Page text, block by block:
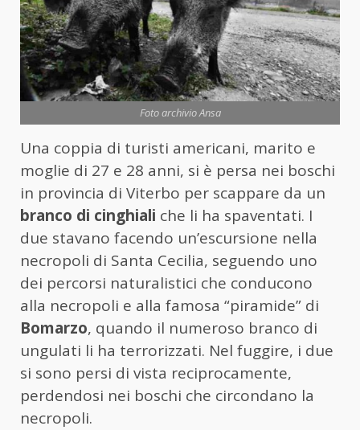
Foto archivio Ansa
Una coppia di turisti americani, marito e
moglie di 27 e 28 anni, si è persa nei boschi
in provincia di Viterbo per scappare da un
branco di cinghiali che li ha spaventati. I
due stavano facendo un’escursione nella
necropoli di Santa Cecilia, seguendo uno
dei percorsi naturalistici che conducono
alla necropoli e alla famosa “piramide” di
Bomarzo, quando il numeroso branco di
ungulati li ha terrorizzati. Nel fuggire, i due
si sono persi di vista reciprocamente,
perdendosi nei boschi che circondano la
necropoli.